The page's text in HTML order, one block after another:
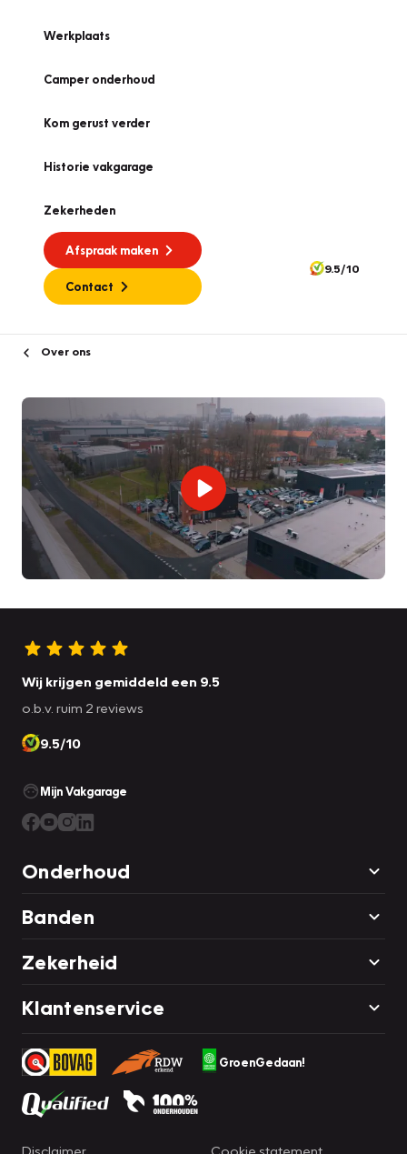
Werkplaats
Camper onderhoud
Kom gerust verder
Historie vakgarage
Zekerheden
Afspraak maken
Contact
9.5/10
Over ons
Wij krijgen gemiddeld een 9.5
o.b.v. ruim 2 reviews
9.5/10
Mijn Vakgarage
Onderhoud
Banden
Zekerheid
Klantenservice
GroenGedaan!
Disclaimer Cookie statement